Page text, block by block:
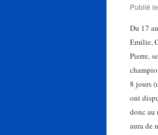
Publié le
Du 17
Emilie,
Pierre,
8 jours
ont
donc au
aura de